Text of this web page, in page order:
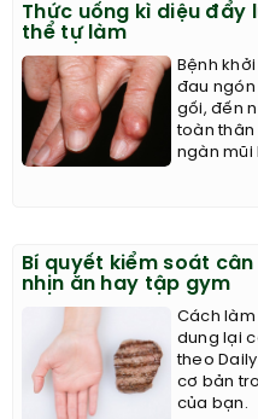
Thức uống kì diệu đẩy
thể tự làm
Bệnh
đau ngón
gối, đến
toàn thân
ngàn mũi
Bí quyết kiểm soát
nhịn ăn hay tập gym
Cách làm
dung lại
theo
cơ bản
của bạn.